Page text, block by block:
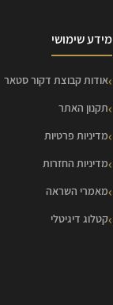
מידע שימושי
אודות קבוצת דקור סטאר
תקנון האתר
מדיניות פרטיות
מדיניות החזרות
מאמרי השראה
קטלוג דיגיטלי